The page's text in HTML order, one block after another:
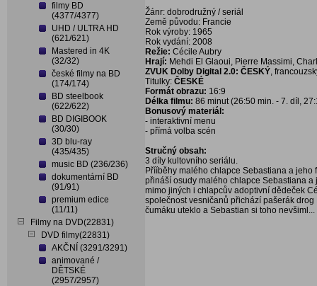
filmy BD
(4377/4377)
UHD / ULTRA HD
(621/621)
Mastered in 4K
(32/32)
české filmy na BD
(174/174)
BD steelbook
(622/622)
BD DIGIBOOK
(30/30)
3D blu-ray
(435/435)
music BD (236/236)
dokumentární BD
(91/91)
premium edice
(11/11)
Filmy na DVD(22831)
DVD filmy(22831)
AKČNÍ (3291/3291)
animované /
DĚTSKÉ
(2957/2957)
Žánr: dobrodružný / seriál
Země původu: Francie
Rok výroby: 1965
Rok vydání: 2008
Režie: Cécile Aubry
Hrají: Mehdi El Glaoui, Pierre Massimi,
ZVUK Dolby Digital 2.0: ČESKÝ,
Titulky: ČESKÉ
Formát obrazu: 16:9
Délka filmu: 86 minut (26:50 min. - 7. díl,
Bonusový materiál:
- interaktivní menu
- přímá volba scén
Stručný obsah:
3 díly kultovního seriálu.
Přííběhy malého chlapce Sebastiana a
přináší osudy malého chlapce Sebastiana
mimo jiných i chlapcův adoptivní dědeček
společnost vesničanů přichází pašerák
čumáku uteklo a Sebastian si toho